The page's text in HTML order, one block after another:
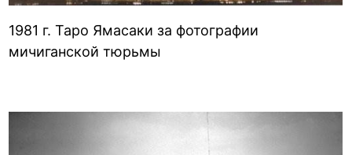
1981 г. Таро Ямасаки за фотографии
мичиганской тюрьмы